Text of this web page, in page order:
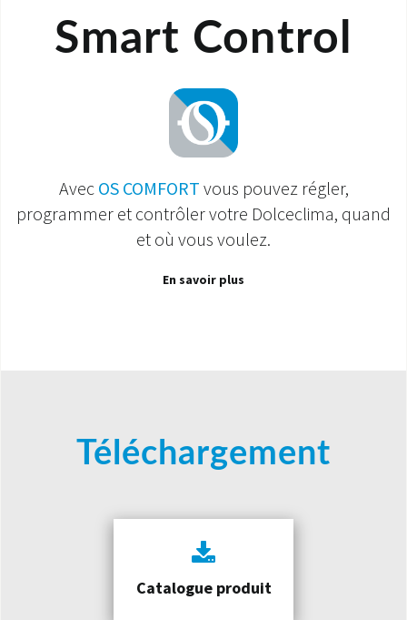
Smart Control
Avec OS COMFORT vous pouvez régler,
programmer et contrôler votre Dolceclima, quand
et où vous voulez.
En savoir plus
Téléchargement
Catalogue produit